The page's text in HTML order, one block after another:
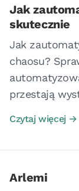
Jak
skutecznie
Jak
chaosu?
przestają
Czytaj więcej →
Arlemi